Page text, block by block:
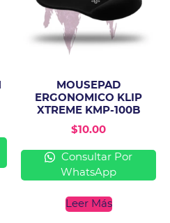
MOUSEPAD
ERGONOMICO KLIP
XTREME KMP-100B
$10.00
Consultar Por
WhatsApp
Leer Más